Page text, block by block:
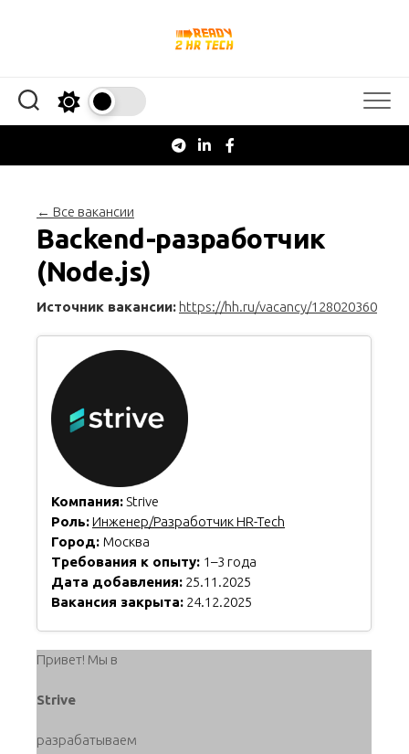
← Все вакансии
Backend-разработчик
(Node.js)
Источник вакансии: https://hh.ru/vacancy/128020360
Компания: Strive
Роль:Инженер/Разработчик HR-Tech
Город: Москва
Требования к опыту: 1–3 года
Дата добавления: 25.11.2025
Вакансия закрыта: 24.12.2025
Привет! Мы в
Strive
разрабатываем